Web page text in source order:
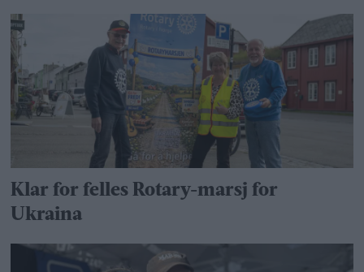
Klar for felles Rotary-marsj for
Ukraina